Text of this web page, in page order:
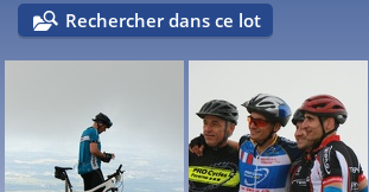
Rechercher dans ce lot